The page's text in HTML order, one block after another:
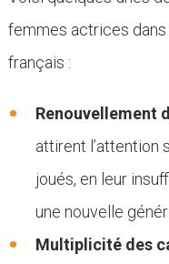
femmes actrices
français :
Renouvellement
attirent l’attention
joués, en leur
une nouvelle
Multiplicité des